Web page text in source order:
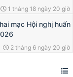
1 tháng 18 ngày 20 giờ
mạc Hội nghị huấn
2 tháng 6 ngày 20 giờ